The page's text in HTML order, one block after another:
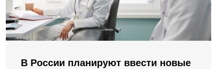
В России планируют ввести новые